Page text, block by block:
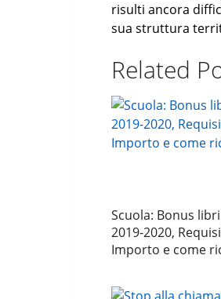
risulti ancora
sua struttura
Related
Scuola: Bonus
2019-2020,
Importo e come